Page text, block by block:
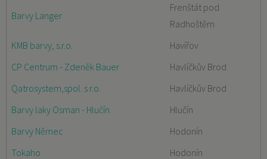
Barvy Langer
Frenštát pod
Radhoštěm
KMB barvy, s.r.o.
Havířov
CP Centrum - Zdeněk Bauer
Havlíčkův Brod
Qatrosystem,spol. s r.o.
Havlíčkův Brod
Barvy laky Osman - Hlučín
Hlučín
Barvy Němec
Hodonín
Tokaho
Hodonín